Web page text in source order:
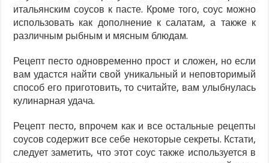
итальянским соусов к пасте. Кроме того, соус можно
использовать как дополнение к салатам, а также к
различным рыбным и мясным блюдам.
Рецепт песто одновременно прост и сложен, но если
вам удастся найти свой уникальный и неповторимый
способ его приготовить, то считайте, вам улыбнулась
кулинарная удача.
Рецепт песто, впрочем как и все остальные рецепты
соусов содержит все себе некоторые секреты. Кстати,
следует заметить, что этот соус также используется в